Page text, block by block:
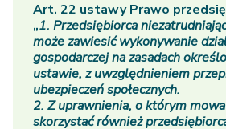
Art. 22 ustawy Prawo
„1. Przedsiębiorca
może zawiesić wykonywanie
gospodarczej na zasadach
ustawie, z uwzględnieniem
ubezpieczeń społecznych.
2. Z uprawnienia, o którym
skorzystać również